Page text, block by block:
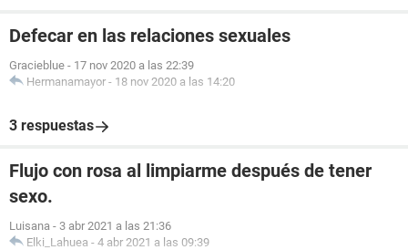
Defecar en las relaciones sexuales
Gracieblue - 17 nov 2020 a las 22:39
Hermanamayor - 18 nov 2020 a las 14:20
3 respuestas
Flujo con rosa al limpiarme después de tener
sexo.
Luisana - 3 abr 2021 a las 21:36
Elki_Lahuea - 4 abr 2021 a las 09:39